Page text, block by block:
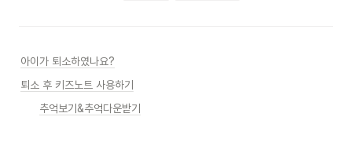
아이가 퇴소하였나요?
퇴소 후 키즈노트 사용하기
추억보기&추억다운받기